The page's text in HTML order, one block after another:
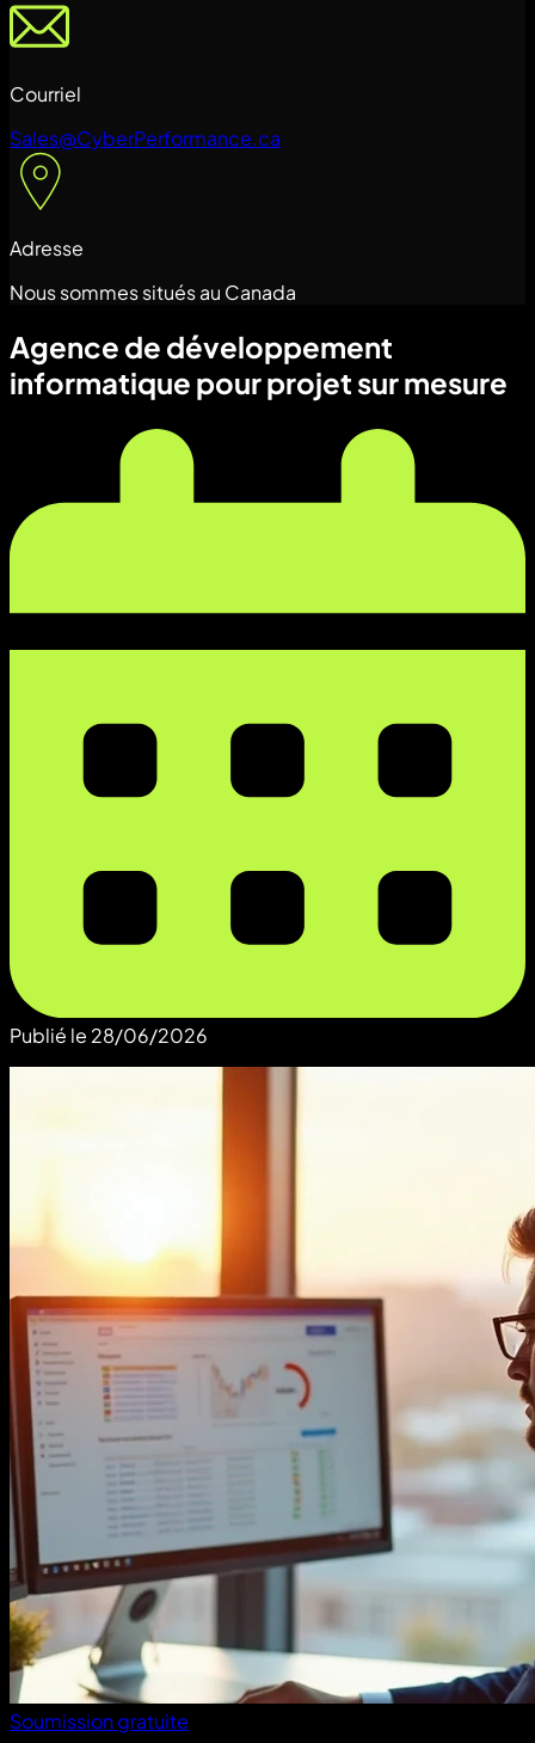
Courriel
Sales@CyberPerformance.ca
Adresse
Nous sommes situés au Canada
Agence de développement
informatique pour projet sur mesure
Publié le 28/06/2026
Soumission gratuite